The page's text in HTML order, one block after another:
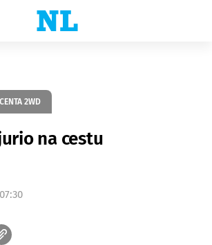
2WD
na cestu